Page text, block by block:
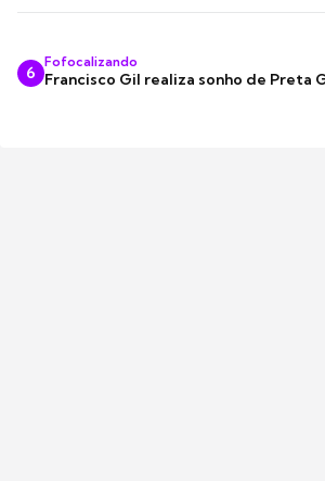
6
Fofocalizando
Francisco Gil realiza sonho de Preta